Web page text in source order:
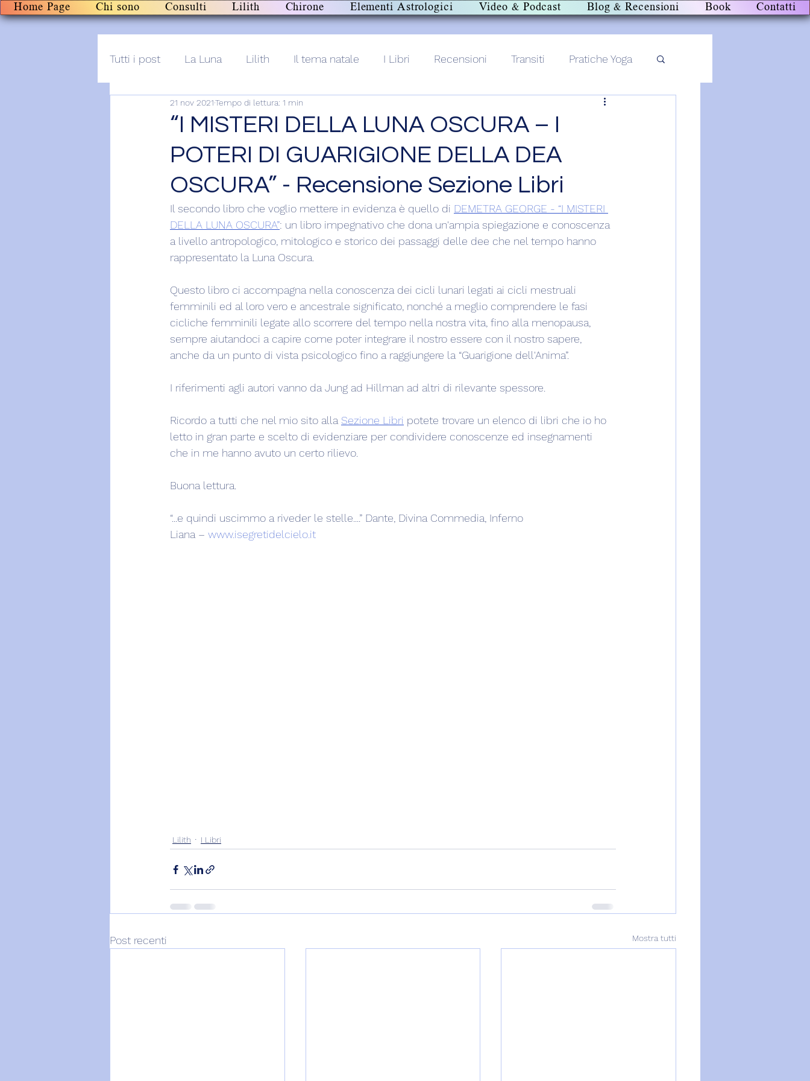
Home Page Chi sono Consulti Lilith Chirone Elementi Astrologici Video & Podcast Blog & Recensioni Book Contatti
Tutti i post La Luna Lilith Il tema natale I Libri Recensioni Transiti Pratiche Yoga
Post+audio Lilith+
“I MISTERI DELLA LUNA OSCURA – I
POTERI DI GUARIGIONE DELLA DEA
OSCURA” - Recensione Sezione Libri
21 nov 2021Tempo di lettura: 1 min
Il secondo libro che voglio mettere in evidenza è quello di DEMETRA GEORGE - “I MISTERI
DELLA LUNA OSCURA”: un libro impegnativo che dona un'ampia spiegazione e conoscenza
a livello antropologico, mitologico e storico dei passaggi delle dee che nel tempo hanno
rappresentato la Luna Oscura.
Questo libro ci accompagna nella conoscenza dei cicli lunari legati ai cicli mestruali
femminili ed al loro vero e ancestrale significato, nonché a meglio comprendere le fasi
cicliche femminili legate allo scorrere del tempo nella nostra vita, fino alla menopausa,
sempre aiutandoci a capire come poter integrare il nostro essere con il nostro sapere,
anche da un punto di vista psicologico fino a raggiungere la “Guarigione dell'Anima”.
I riferimenti agli autori vanno da Jung ad Hillman ad altri di rilevante spessore.
Ricordo a tutti che nel mio sito alla Sezione Libri potete trovare un elenco di libri che io ho
letto in gran parte e scelto di evidenziare per condividere conoscenze ed insegnamenti
che in me hanno avuto un certo rilievo.
Buona lettura.
“...e quindi uscimmo a riveder le stelle....” Dante, Divina Commedia, Inferno
Liana – www.isegretidelcielo.it
Lilith I Libri
Post recenti Mostra tutti